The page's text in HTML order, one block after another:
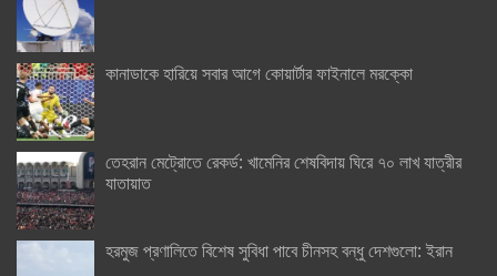
কানাডাকে হারিয়ে সবার আগে কোয়ার্টার ফাইনালে মরক্কো
তেহরান মেট্রোতে রেকর্ড: খামেনির শেষবিদায় ঘিরে ৭০ লাখ যাত্রীর
যাতায়াত
হরমুজ প্রণালিতে বিশেষ সুবিধা পাবে চীনসহ বন্ধু দেশগুলো: ইরান